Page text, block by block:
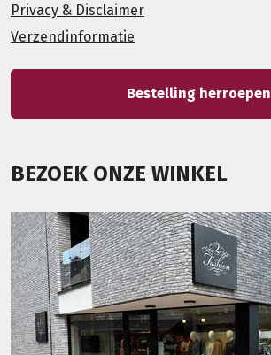
Privacy & Disclaimer
Verzendinformatie
Bestelling herroepen
BEZOEK ONZE WINKEL